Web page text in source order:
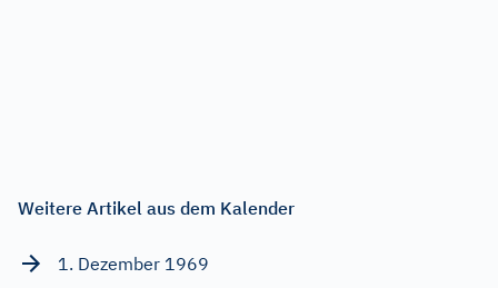
Weitere Artikel aus dem Kalender
1. Dezember 1969